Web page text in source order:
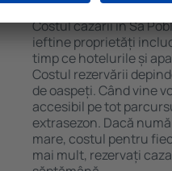
Costul cazării în Sa
ieftine proprietăți
timp ce hotelurile și
Costul rezervării
de oaspeți. Când vine
accesibil pe tot
extrasezon. Dacă
mare, costul pentru
mai mult, rezervați